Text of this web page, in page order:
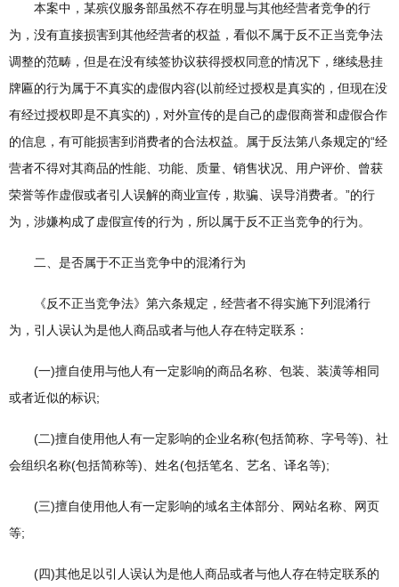
本案中，某殡仪服务部虽然不存在明显与其他经营者竞争的行
为，没有直接损害到其他经营者的权益，看似不属于反不正当竞争法
调整的范畴，但是在没有续签协议获得授权同意的情况下，继续悬挂
牌匾的行为属于不真实的虚假内容(以前经过授权是真实的，但现在没
有经过授权即是不真实的)，对外宣传的是自己的虚假商誉和虚假合作
的信息，有可能损害到消费者的合法权益。属于反法第八条规定的“经
营者不得对其商品的性能、功能、质量、销售状况、用户评价、曾获
荣誉等作虚假或者引人误解的商业宣传，欺骗、误导消费者。”的行
为，涉嫌构成了虚假宣传的行为，所以属于反不正当竞争的行为。
二、是否属于不正当竞争中的混淆行为
《反不正当竞争法》第六条规定，经营者不得实施下列混淆行
为，引人误认为是他人商品或者与他人存在特定联系：
(一)擅自使用与他人有一定影响的商品名称、包装、装潢等相同
或者近似的标识;
(二)擅自使用他人有一定影响的企业名称(包括简称、字号等)、社
会组织名称(包括简称等)、姓名(包括笔名、艺名、译名等);
(三)擅自使用他人有一定影响的域名主体部分、网站名称、网页
等;
(四)其他足以引人误认为是他人商品或者与他人存在特定联系的